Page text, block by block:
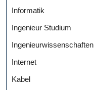
Informatik
Ingenieur Studium
Ingenieurwissenschaften
Internet
Kabel